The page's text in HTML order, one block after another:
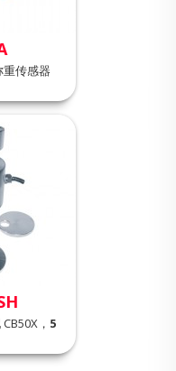
传感器
， 5